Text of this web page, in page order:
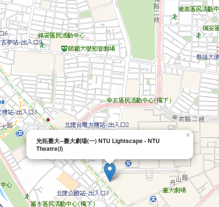
光拓臺大--臺大劇場(一) NTU Lightscape - NTU
Theatre(I)
×